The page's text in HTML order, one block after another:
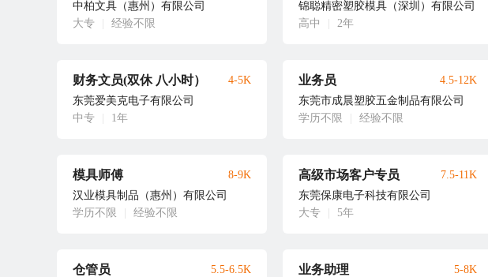
中柏文具（惠州）有限公司
大专
经验不限
锦聪精密塑胶模具（深圳）有限公司
高中
2年
财务文员(双休 八小时）
东莞爱美克电子有限公司
中专
1年
4-5K 业务员
东莞市成晨塑胶五金制品有限公司
学历不限
经验不限
4.5-12K
模具师傅
汉业模具制品（惠州）有限公司
学历不限
经验不限
8-9K 高级市场客户专员
东莞保康电子科技有限公司
大专
5年
7.5-11K
仓管员 5.5-6.5K 业务助理 5-8K